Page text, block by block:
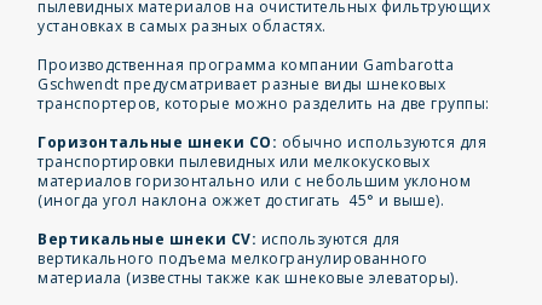
пылевидных материалов на очистительных фильтрующих
установках в самых разных областях.
Производственная программа компании Gambarotta
Gschwendt предусматривает разные виды шнековых
транспортеров, которые можно разделить на две группы:
Горизонтальные шнеки CO: обычно используются для
транспортировки пылевидных или мелкокусковых
материалов горизонтально или с небольшим уклоном
(иногда угол наклона ожжет достигать 45° и выше).
Вертикальные шнеки CV: используются для
вертикального подъема мелкогранулированного
материала (известны также как шнековые элеваторы).